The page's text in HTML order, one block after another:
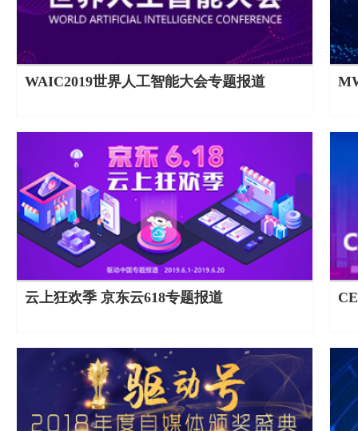
WAIC2019世界人工智能大会专题报道
云上狂欢季 京东云618专题报道